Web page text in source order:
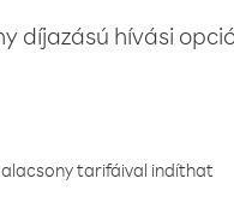
díjazású hívási
alacsony tarifáival indíthat